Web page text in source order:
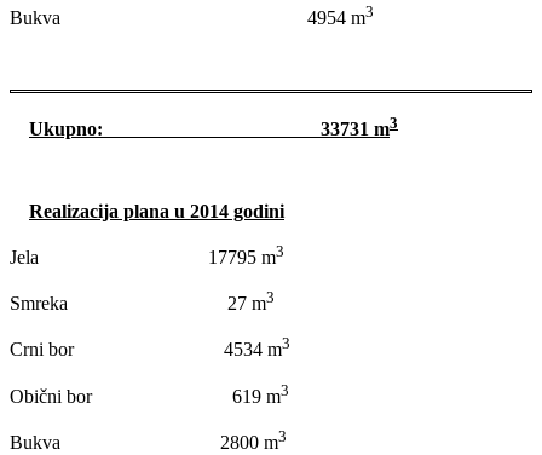
Bukva 4954 m3
Ukupno: 33731 m3
Realizacija plana u 2014 godini
Jela 17795 m3
Smreka 27 m3
Crni bor 4534 m3
Obični bor 619 m3
Bukva 2800 m3